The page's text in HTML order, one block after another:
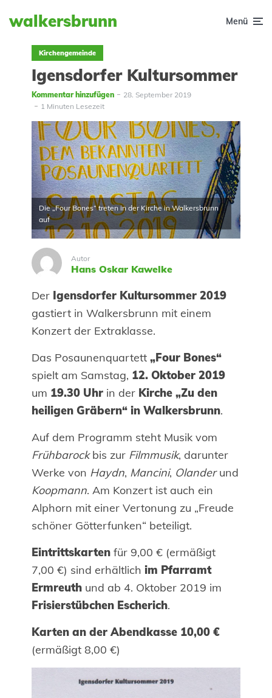
walkersbrunn Menü
Kirchengemeinde
Igensdorfer Kultursommer
Kommentar hinzufügen
28. September 2019
1 Minuten Lesezeit
Die „Four Bones“ treten in der Kirche in Walkersbrunn
auf
Autor
Hans Oskar Kawelke
Der Igensdorfer Kultursommer 2019
gastiert in Walkersbrunn mit einem
Konzert der Extraklasse.
Das Posaunenquartett „Four Bones“
spielt am Samstag, 12. Oktober 2019
um 19.30 Uhr in der Kirche „Zu den
heiligen Gräbern“ in Walkersbrunn.
Auf dem Programm steht Musik vom
Frühbarockbis zur Filmmusik, darunter
Werke von Haydn, Mancini, Olanderund
Koopmann. Am Konzert ist auch ein
Alphorn mit einer Vertonung zu „Freude
schöner Götterfunken“ beteiligt.
Eintrittskarten für 9,00 € (ermäßigt
7,00 €) sind erhältlich im Pfarramt
Ermreuth und ab 4. Oktober 2019 im
Frisierstübchen Escherich.
Karten an der Abendkasse 10,00 €
(ermäßigt 8,00 €)